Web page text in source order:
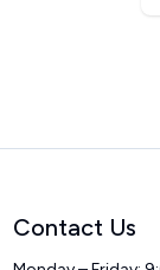
Contact Us